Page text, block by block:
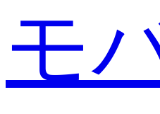
モ